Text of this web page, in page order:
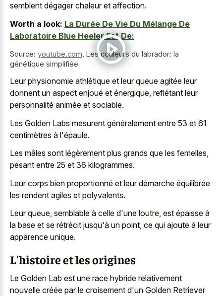
semblent dégager chaleur et affection.
Worth a look: La Durée De Vie Du Mélange De
Laboratoire Blue Heeler Est De:
Source: youtube.com Les couleurs du labrador: la
génétique simplifiée
Leur physionomie athlétique et leur queue agitée leur
donnent un aspect enjoué et énergique, reflétant leur
personnalité animée et sociable.
Les Golden Labs mesurent généralement entre 53 et 61
centimètres à l'épaule.
Les mâles sont légèrement plus grands que les femelles,
pesant entre 25 et 36 kilogrammes.
Leur corps bien proportionné et leur démarche équilibrée
les rendent agiles et polyvalents.
Leur queue, semblable à celle d'une loutre, est épaisse à
la base et se rétrécit jusqu'à un point, ce qui ajoute à leur
apparence unique.
L'histoire et les origines
Le Golden Lab est une race hybride relativement
nouvelle créée par le croisement d'un Golden Retriever